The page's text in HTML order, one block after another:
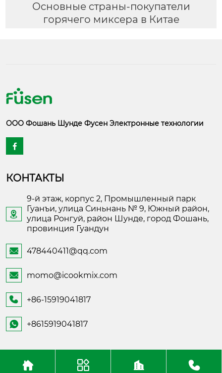
Основные страны-покупатели
горячего миксера в Китае
ООО Фошань Шунде Фусен Электронные технологии

КОНТАКТЫ

9-й этаж, корпус 2, Промышленный парк
Гуанъи, улица Синьнань № 9, Южный район,
улица Ронгуй, район Шунде, город Фошань,
провинция Гуандун
 478440411@qq.com
 momo@icookmix.com
 +86-15919041817
 +8615919041817
Copyright ©Foshan Shunde Fusheng Electronic